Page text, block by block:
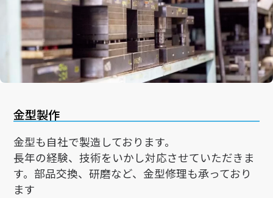
金型製作
金型も自社で製造しております。
長年の経験、技術をいかし対応させていただきま
す。部品交換、研磨など、金型修理も承っており
ます